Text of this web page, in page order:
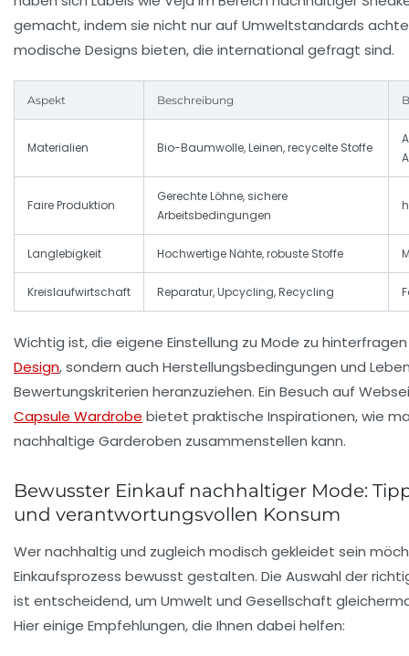
gemacht, indem sie nicht nur auf Umweltstandards
modische Designs bieten, die international gefragt sind.
Aspekt Beschreibung
Materialien Bio-Baumwolle, Leinen, recycelte Stoffe
Faire Produktion
Gerechte Löhne, sichere
Arbeitsbedingungen
Langlebigkeit Hochwertige Nähte, robuste Stoffe
Kreislaufwirtschaft Reparatur, Upcycling, Recycling
Wichtig ist, die eigene Einstellung zu Mode zu
Design, sondern auch Herstellungsbedingungen und
Bewertungskriterien heranzuziehen. Ein Besuch auf
Capsule Wardrobe bietet praktische Inspirationen, wie
nachhaltige Garderoben zusammenstellen kann.
Bewusster Einkauf nachhaltiger Mode:
und verantwortungsvollen Konsum
Wer nachhaltig und zugleich modisch gekleidet sein
Einkaufsprozess bewusst gestalten. Die Auswahl der
ist entscheidend, um Umwelt und Gesellschaft
Hier einige Empfehlungen, die Ihnen dabei helfen: